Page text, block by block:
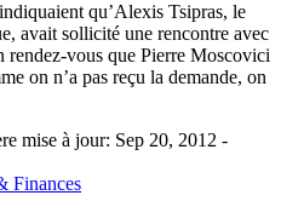
qu’Alexis Tsipras, le
avait sollicité une rencontre avec
rendez-vous que Pierre Moscovici
on n’a pas reçu la demande, on
mise à jour: Sep 20, 2012 -
Finances